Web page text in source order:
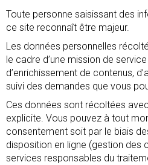
Toute personne saisissant des
ce site reconnaît être majeur.
Les données personnelles
le cadre d’une mission de
d’enrichissement de contenus,
suivi des demandes que vous
Ces données sont récoltées
explicite. Vous pouvez à tout
consentement soit par le biais
disposition en ligne (gestion des
services responsables du